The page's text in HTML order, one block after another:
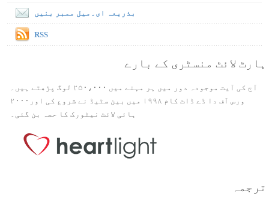
بذریعہ ای۔میل ممبر بنیں
RSS
ہارٹ لائٹ منسٹری کے بارے
آج کی آیت موجودہ دور میں ہر مہنے میں ۲۵۰،۰۰۰ لوگ پڑھتے ہیں۔
ورس آف دا ڈے ڈاٹ کام ۱۹۹۸ میں بین سٹیڈ نے شروع کی اور۲۰۰۰
ہائی لائٹ نیٹورک کا حصہ بن گئی۔
ترجمہ